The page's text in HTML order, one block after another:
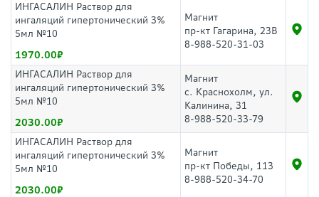
ИНГАСАЛИН Раствор для
ингаляций гипертонический 3%
5мл №10
1970.00
Магнит
пр-кт Гагарина, 23В
8-988-520-31-03
ИНГАСАЛИН Раствор для
ингаляций гипертонический 3%
5мл №10
2030.00
Магнит
с. Краснохолм, ул.
Калинина, 31
8-988-520-33-79
ИНГАСАЛИН Раствор для
ингаляций гипертонический 3%
5мл №10
2030.00
Магнит
пр-кт Победы, 113
8-988-520-34-70